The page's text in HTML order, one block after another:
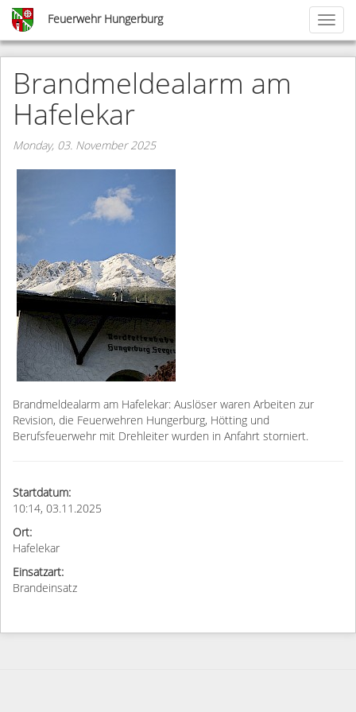
Skip
main
content
Feuerwehr Hungerburg
Brandmeldealarm am
Hafelekar
Monday, 03. November 2025
Brandmeldealarm am Hafelekar: Auslöser waren Arbeiten zur
Revision, die Feuerwehren Hungerburg, Hötting und
Berufsfeuerwehr mit Drehleiter wurden in Anfahrt storniert.
Startdatum:
10:14, 03.11.2025
Ort:
Hafelekar
Einsatzart:
Brandeinsatz